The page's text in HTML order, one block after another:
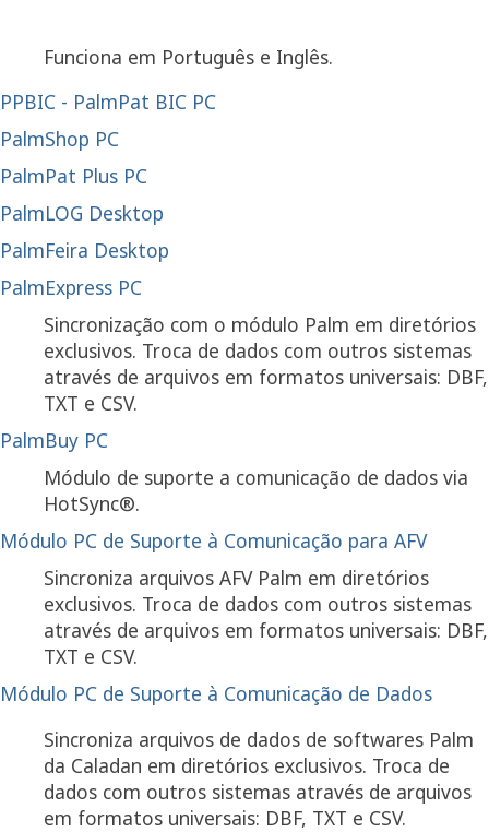
Funciona em Português e Inglês.
PPBIC - PalmPat BIC PC
PalmShop PC
PalmPat Plus PC
PalmLOG Desktop
PalmFeira Desktop
PalmExpress PC
Sincronização com o módulo Palm em diretórios
exclusivos. Troca de dados com outros sistemas
através de arquivos em formatos universais: DBF,
TXT e CSV.
PalmBuy PC
Módulo de suporte a comunicação de dados via
HotSync®.
Módulo PC de Suporte à Comunicação para AFV
Sincroniza arquivos AFV Palm em diretórios
exclusivos. Troca de dados com outros sistemas
através de arquivos em formatos universais: DBF,
TXT e CSV.
Módulo PC de Suporte à Comunicação de Dados
Sincroniza arquivos de dados de softwares Palm
da Caladan em diretórios exclusivos. Troca de
dados com outros sistemas através de arquivos
em formatos universais: DBF, TXT e CSV.